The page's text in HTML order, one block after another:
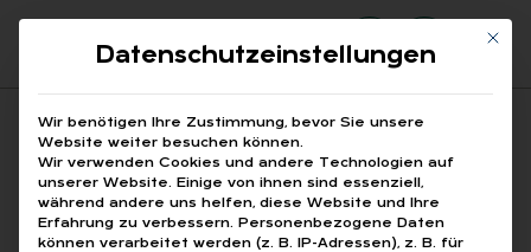
Suchfeld
Suchen
Breadcrumb-Navigation
STARTSEITE FACHKRÄFTEMANGEL NACHWUCHS
Mit
Datenschutzeinstellungen
Wir benötigen Ihre Zustimmung, bevor Sie unsere
Website weiter besuchen können.
Wir verwenden Cookies und andere Technologien auf
unserer Website. Einige von ihnen sind essenziell,
während andere uns helfen, diese Website und Ihre
Erfahrung zu verbessern. Personenbezogene Daten
können verarbeitet werden (z. B. IP-Adressen), z. B. für